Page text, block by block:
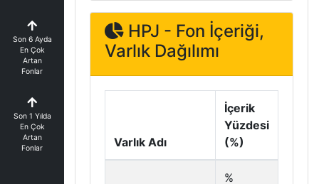
Son 6 Ayda
En Çok
Artan
Fonlar
Son 1 Yılda
En Çok
Artan
Fonlar
HPJ - Fon İçeriği,
Varlık Dağılımı
Varlık Adı
İçerik
Yüzdesi
(%)
%